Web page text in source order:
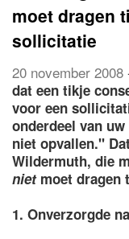
moet dragen
sollicitatie
20 november 2008
dat een tikje
voor een
onderdeel van
niet opvallen."
Wildermuth, die
nietmoet dragen
1. Onverzorgde